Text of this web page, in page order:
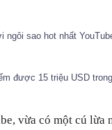
sao hot nhất
được 15 triệu USD
vừa có một cú lừa